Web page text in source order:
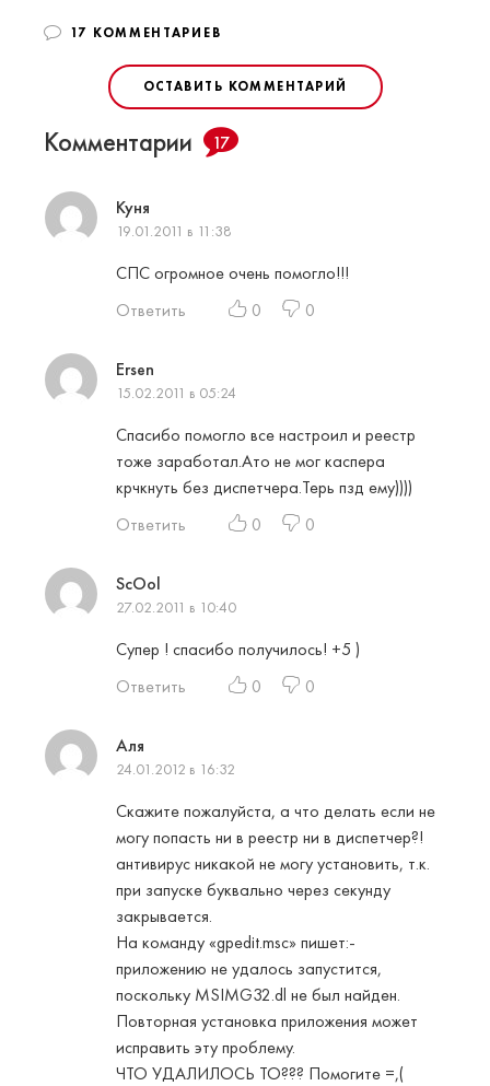
17 КОММЕНТАРИЕВ
ОСТАВИТЬ КОММЕНТАРИЙ
Комментарии 17
Куня
19.01.2011 в 11:38
СПС огромное очень помогло!!!
Ответить
0 0
Ersen
15.02.2011 в 05:24
Спасибо помогло все настроил и реестр
тоже заработал.Ато не мог каспера
крчкнуть без диспетчера.Терь пзд ему))))
Ответить
0 0
ScOol
27.02.2011 в 10:40
Супер ! спасибо получилось! +5 )
Ответить
0 0
Аля
24.01.2012 в 16:32
Скажите пожалуйста, а что делать если не
могу попасть ни в реестр ни в диспетчер?!
антивирус никакой не могу установить, т.к.
при запуске буквально через секунду
закрывается.
На команду «gpedit.msc» пишет:-
приложению не удалось запустится,
поскольку MSIMG32.dl не был найден.
Повторная установка приложения может
исправить эту проблему.
ЧТО УДАЛИЛОСЬ ТО??? Помогите =,(